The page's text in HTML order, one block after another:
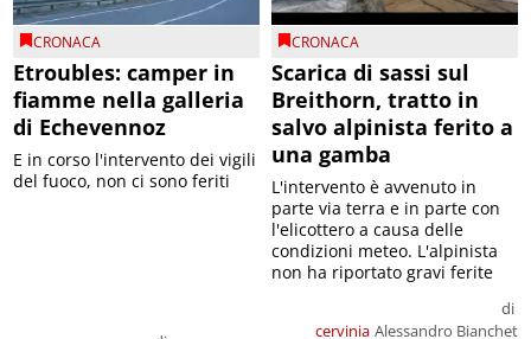
CRONACA
Etroubles: camper in
fiamme nella galleria
di Echevennoz
E in corso l'intervento dei vigili
del fuoco, non ci sono feriti
CRONACA
Scarica di sassi sul
Breithorn, tratto in
salvo alpinista ferito a
una gamba
cervinia
di
Alessandro Bianchet
L'intervento è avvenuto in
parte via terra e in parte con
l'elicottero a causa delle
condizioni meteo. L'alpinista
non ha riportato gravi ferite